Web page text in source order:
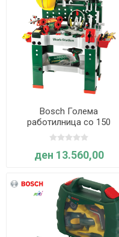
Bosch Голема
работилница со 150
елементи - Klein
ден 13.560,00